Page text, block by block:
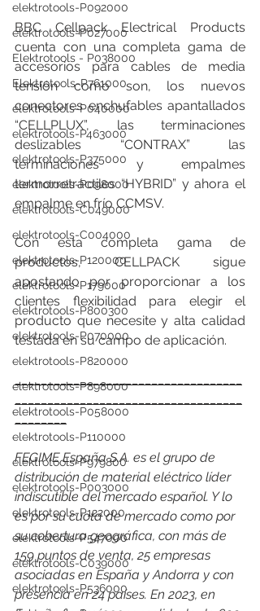
elektrotools-P092000
elektrotools-P027000
Elektrotools - P038000
Elektrotools-P761000
elektrotools-P040000
elektrotools-P463000
elektrotools-P375000
elektrotools-P098000
elektrotools-C049000
elektrotools-C004000
elektrotools-P120000
elektrotools-P179000
elektrotools-P800300
elektrotools-P070000
elektrotools-P820000
elektrotools-P898000
elektrotools-P058000
elektrotools-P110000
elektrotools-P979800
elektrotools-P003000
elektrotools-P122000
elektrotools-P547000
elektrotools-C039000
elektrotools-P536000
BBC Cellpack Electrical Products
cuenta con una completa gama de
accesorios para cables de media
tensión como son, los nuevos
conectores enchufables apantallados
“CELLPLUX”, las terminaciones
deslizables “CONTRAX” las
terminaciones y empalmes
termorretráctiles “HYBRID” y ahora el
empalme en frío CCMSV.
Con esta completa gama de
productos, CELLPACK sigue
apostando por proporcionar a los
clientes flexibilidad para elegir el
producto que necesite y alta calidad
testada en su campo de aplicación.
___________________________________
________
FEGIME España S.A. es el grupo de
distribución de material eléctrico líder
indiscutible del mercado español. Y lo
es por su cuota de mercado como por
su cobertura geográfica, con más de
159 puntos de venta, 25 empresas
asociadas en España y Andorra y con
presencia en 24 países. En 2023, en